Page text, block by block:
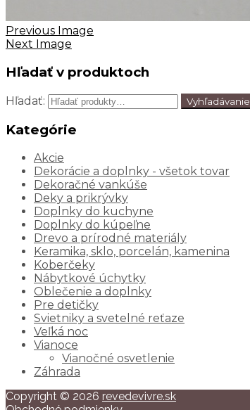
Previous Image
Next Image
Hľadať v produktoch
Hľadať: Vyhľadávanie
Kategórie
Akcie
Dekorácie a doplnky - všetok tovar
Dekoračné vankúše
Deky a prikrývky
Doplnky do kuchyne
Doplnky do kúpeľne
Drevo a prírodné materiály
Keramika, sklo, porcelán, kamenina
Koberčeky
Nábytkové úchytky
Oblečenie a doplnky
Pre detičky
Svietniky a svetelné reťaze
Veľká noc
Vianoce
Vianočné osvetlenie
Záhrada
Copyright © 2026 revedevivre.sk